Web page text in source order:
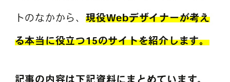
トのなかから、現役Webデザイナーが考え
る本当に役立つ15のサイトを紹介します。
記事の内容は下記資料にまとめています。